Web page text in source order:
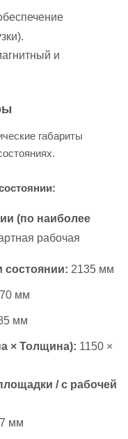
и
габариты
(по наиболее
рабочая
2135 мм
мм
мм
× Толщина): 1150 ×
/ с рабочей
мм